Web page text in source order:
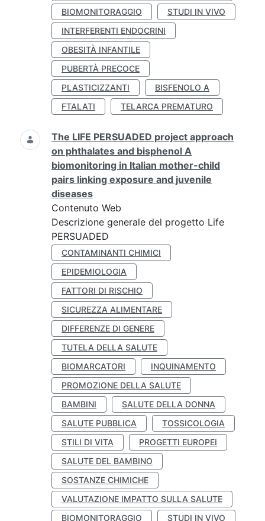
BIOMONITORAGGIO
STUDI IN VIVO
INTERFERENTI ENDOCRINI
OBESITÀ INFANTILE
PUBERTÀ PRECOCE
PLASTICIZZANTI
BISFENOLO A
FTALATI
TELARCA PREMATURO
The LIFE PERSUADED project approach
on phthalates and bisphenol A
biomonitoring in Italian mother-child
pairs linking exposure and juvenile
diseases
Contenuto Web
Descrizione generale del progetto Life
PERSUADED
CONTAMINANTI CHIMICI
EPIDEMIOLOGIA
FATTORI DI RISCHIO
SICUREZZA ALIMENTARE
DIFFERENZE DI GENERE
TUTELA DELLA SALUTE
BIOMARCATORI
INQUINAMENTO
PROMOZIONE DELLA SALUTE
BAMBINI
SALUTE DELLA DONNA
SALUTE PUBBLICA
TOSSICOLOGIA
STILI DI VITA
PROGETTI EUROPEI
SALUTE DEL BAMBINO
SOSTANZE CHIMICHE
VALUTAZIONE IMPATTO SULLA SALUTE
BIOMONITORAGGIO
STUDI IN VIVO